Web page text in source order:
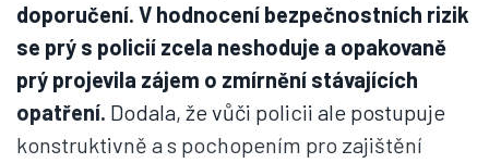
doporučení. V hodnocení bezpečnostních rizik
se prý s policií zcela neshoduje a opakovaně
prý projevila zájem o zmírnění stávajících
opatření. Dodala, že vůči policii ale postupuje
konstruktivně a s pochopením pro zajištění